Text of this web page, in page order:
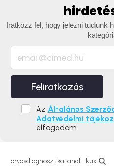
Iratkozz fel, hogy jelezni tudjunk
Feliratkozás
Az Általános
Adatvédelmi
elfogadom.
orvosdiagnosztikai analitikus